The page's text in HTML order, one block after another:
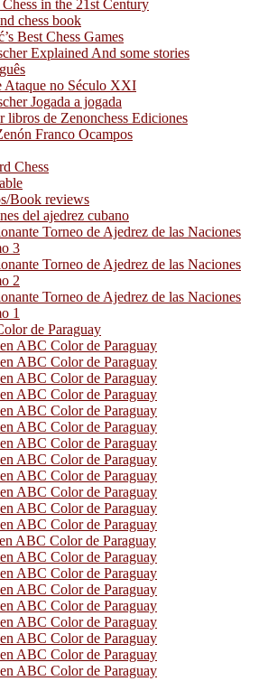
in the 21st Century
chess book
Best Chess Games
Explained And some stories
Ataque no Século XXI
Jogada a jogada
libros de Zenonchess Ediciones
Franco Ocampos
Chess
Book reviews
del ajedrez cubano
Torneo de Ajedrez de las Naciones
3
Torneo de Ajedrez de las Naciones
2
Torneo de Ajedrez de las Naciones
1
de Paraguay
ABC Color de Paraguay
ABC Color de Paraguay
ABC Color de Paraguay
ABC Color de Paraguay
ABC Color de Paraguay
ABC Color de Paraguay
ABC Color de Paraguay
ABC Color de Paraguay
ABC Color de Paraguay
ABC Color de Paraguay
ABC Color de Paraguay
ABC Color de Paraguay
ABC Color de Paraguay
ABC Color de Paraguay
ABC Color de Paraguay
ABC Color de Paraguay
ABC Color de Paraguay
ABC Color de Paraguay
ABC Color de Paraguay
ABC Color de Paraguay
ABC Color de Paraguay